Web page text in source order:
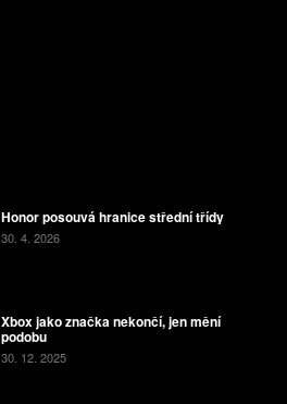
Honor posouvá hranice střední třídy
30. 4. 2026
Xbox jako značka nekončí, jen mění
podobu
30. 12. 2025